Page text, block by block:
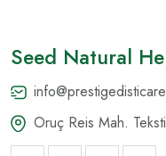
Seed Natural
Oruç Reis Mah.